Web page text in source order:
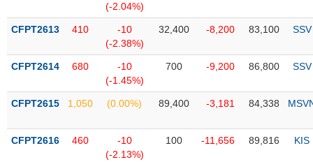
quỹ
mục
ETF
Cổ
chi
tiết
(-2.04%)
CFPT2613 410
-10
(-2.38%)
32,400 -8,200 83,100 SSV
CFPT2614 680
-10
(-1.45%)
700 -9,200 86,800 SSV
CFPT2615 1,050 (0.00%) 89,400 -3,181 84,338
CFPT2616 460
-10
(-2.13%)
100 -11,656 89,816 KIS
DỮ
MỚI
Ngành
(-)